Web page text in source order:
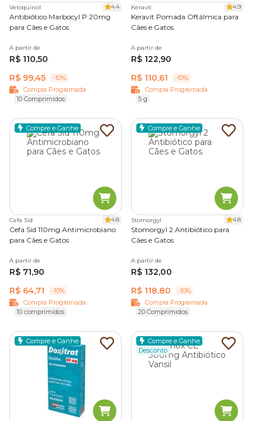
Vetoquinol 4.4
Antibiótico Marbocyl P 20mg
para Cães e Gatos
A partir de
R$ 110,50
R$ 99,45
-10%
Compra Programada
10 Comprimidos
Keravit 4.9
Keravit Pomada Oftálmica para
Cães e Gatos
A partir de
R$ 122,90
R$ 110,61
-10%
Compra Programada
5 g
Compre e Ganhe
Cefa Sid 4.8
Cefa Sid 110mg Antimicrobiano
para Cães e Gatos
A partir de
R$ 71,90
R$ 64,71
-10%
Compra Programada
10 comprimidos
Compre e Ganhe
Stomorgyl 4.8
Stomorgyl 2 Antibiótico para
Cães e Gatos
A partir de
R$ 132,00
R$ 118,80
-10%
Compra Programada
20 Comprimidos
Compre e Ganhe
Compre e Ganhe
Desconto